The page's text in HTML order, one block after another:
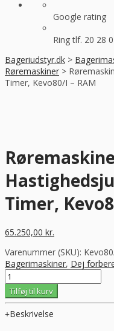
Google rating
Ring tlf. 20 28
Bageriudstyr.dk >
Røremaskiner >
Timer, Kevo80/I – RAM
Timer,
65.250,00 kr.
Varenummer (SKU):
Bagerimaskiner, Dej
Røremaskine
Med
Hastighedsjustering
Og
Timer,
Tilføj til kurv
Beskrivelse